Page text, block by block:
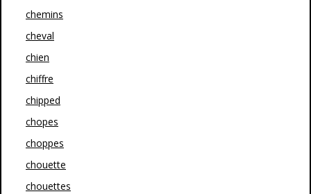
chemins
cheval
chien
chiffre
chipped
chopes
choppes
chouette
chouettes